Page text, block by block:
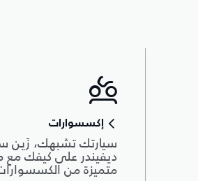
إكسسوارات
سيارتك تشبهك، زَين
ديفيندر على كيفك
متميزة من